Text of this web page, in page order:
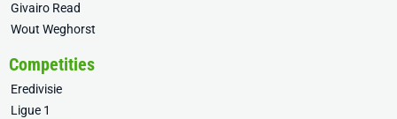
Givairo Read
Wout Weghorst
Competities
Eredivisie
Ligue 1